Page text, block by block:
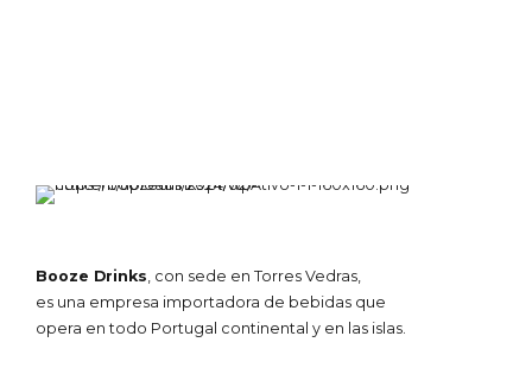
Booze Drinks, con sede en Torres Vedras,
es una empresa importadora de bebidas que
opera en todo Portugal continental y en las islas.